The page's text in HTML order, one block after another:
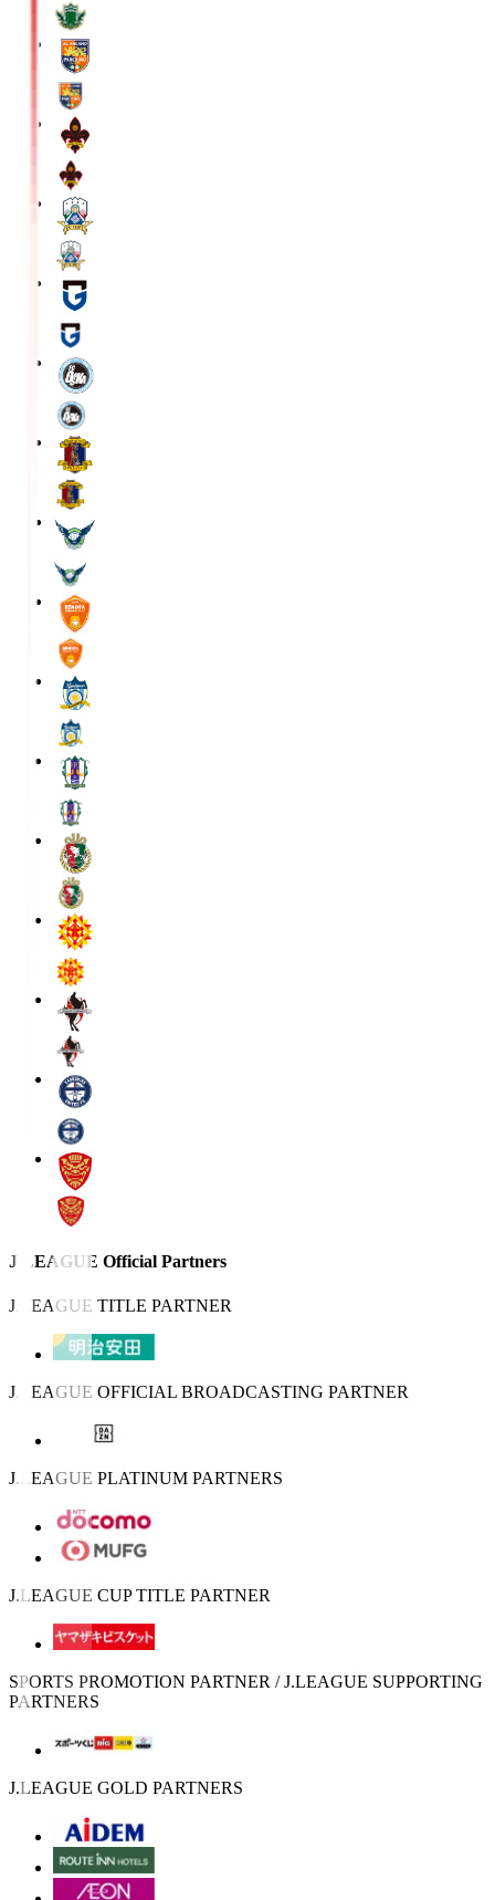
J.LEAGUE Official Partners
J.LEAGUE TITLE PARTNER
J.LEAGUE OFFICIAL BROADCASTING PARTNER
J.LEAGUE PLATINUM PARTNERS
J.LEAGUE CUP TITLE PARTNER
SPORTS PROMOTION PARTNER / J.LEAGUE SUPPORTING
PARTNERS
J.LEAGUE GOLD PARTNERS